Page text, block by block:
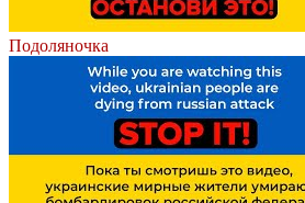
Подоляночка